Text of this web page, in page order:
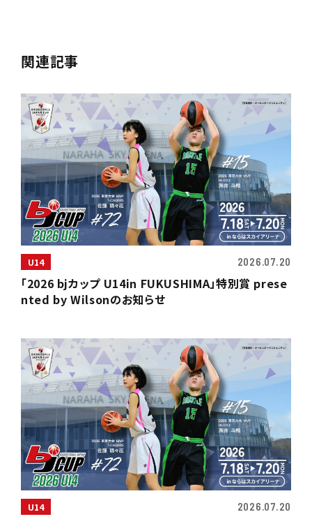
関連記事
U14 2026.07.20
「2026 bjカップ U14in FUKUSHIMA」特別賞 prese
nted by Wilsonのお知らせ
U14 2026.07.20